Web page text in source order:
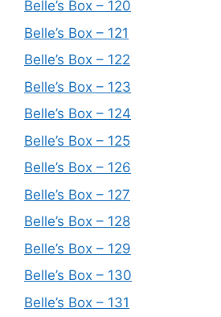
Belle’s Box – 120
Belle’s Box – 121
Belle’s Box – 122
Belle’s Box – 123
Belle’s Box – 124
Belle’s Box – 125
Belle’s Box – 126
Belle’s Box – 127
Belle’s Box – 128
Belle’s Box – 129
Belle’s Box – 130
Belle’s Box – 131